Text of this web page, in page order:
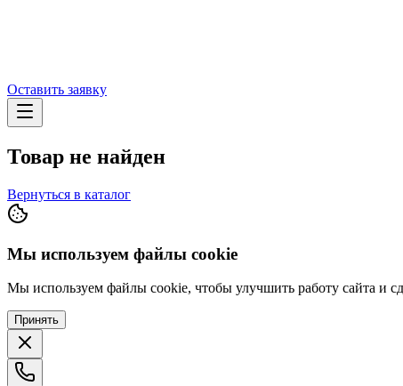
Оставить заявку
Товар не найден
Вернуться в каталог
Мы используем файлы cookie
Мы используем файлы cookie, чтобы улучшить работу сайта и
Принять